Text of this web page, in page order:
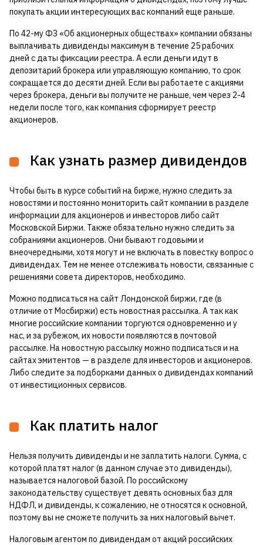
покупать акции интересующих вас компаний еще раньше.
По 42-му ФЗ «Об акционерных обществах» компании обязаны
выплачивать дивиденды максимум в течение 25 рабочих
дней с даты фиксации реестра. А если деньги идут в
депозитарий брокера или управляющую компанию, то срок
сокращается до десяти дней. Если вы работаете с акциями
через брокера, деньги вы получите не раньше, чем через 2-4
недели после того, как компания сформирует реестр
акционеров.
Как узнать размер дивидендов
Чтобы быть в курсе событий на бирже, нужно следить за
новостями и постоянно мониторить сайт компании в разделе
информации для акционеров и инвесторов либо сайт
Московской Биржи. Также обязательно нужно следить за
собраниями акционеров. Они бывают годовыми и
внеочередными, хотя могут и не включать в повестку вопрос о
дивидендах. Тем не менее отслеживать новости, связанные с
решениями совета директоров, необходимо.
Можно подписаться на сайт Лондонской биржи, где (в
отличие от Мосбиржи) есть новостная рассылка. А так как
многие российские компании торгуются одновременно и у
нас, и за рубежом, их новости появляются в почтовой
рассылке. На новостную рассылку можно подписаться и на
сайтах эмитентов — в разделе для инвесторов и акционеров.
Либо следите за подборками данных о дивидендах компаний
от инвестиционных сервисов.
Как платить налог
Нельзя получить дивиденды и не заплатить налоги. Сумма, с
которой платят налог (в данном случае это дивиденды),
называется налоговой базой. По российскому
законодательству существует девять основных баз для
НДФЛ, и дивиденды, к сожалению, не относятся к основной,
поэтому вы не сможете получить за них налоговый вычет.
Налоговым агентом по дивидендам от акций российских